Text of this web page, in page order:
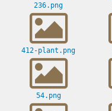
236.png
412-plant.png
54.png